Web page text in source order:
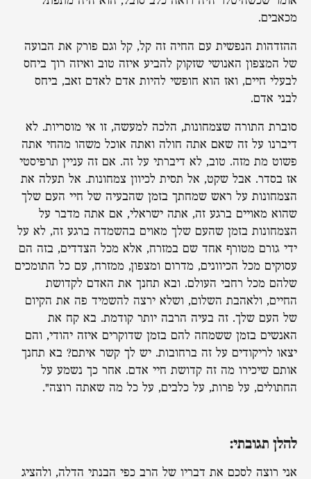
מכאבים.
ההזדהות הנפשית עם החיה זה קל, קל וגם פורק את הבועה
של המצפון האנושי שזקוק להביע איזה טוב ואיזה רוך ביחס
לבעלי חיים, ואז הוא חופשי להיות אדם לאדם זאב, ביחס
לבני אדם.
סוברת התורה שצמחונות, הלכה למעשה, זו אי מוסריות. לא
דיברנו על זה שאם אתה חולה ואתה אוכל משהו מהחי אתה
פשוט מת מזה. טוב, לא דיברתי על זה. אם זה עניין תרפיסטי
אז בסדר. אבל שקט, אל תסית לכיוון צמחונות. אל תעלה את
הצמחונות על ראש שמחתך בזמן שהבעיה של חיי העם שלך
שהוא מאויים ברגע זה, אתה ישראלי, אם אתה מדבר על
הצמחונות בזמן שהעם שלך מאוים בהשמדה ברגע זה, לא על
ידי גורם מטורף אחד שם במזרח, אלא מכל הצדדים, בזה הם
עסוקים מכל הכיוונים, מדרום ומצפון, ממזרח, עם כל התומכים
שלהם מכל רחבי העולם. ובא תחנך את האדם לקדושת
החיים, ולאהבת השלום, ושלא ירצה להשמיד פה את הקיום
של העם שלך. זה בעיה הרבה יותר קודמת. בא קח את
האנשים בזמן ששמחה להם בזמן שדוקרים איזה יהודי, והם
יצאו לריקודים על זה ברחובות. יש לך קשר איתם? בא תחנך
אותם שיכירו מה זה קדושת חיי אדם. אחר כך נשמע על
החתולים, על פרות, על כלבים, על כל מה שאתה רוצה".
להלן תגובתי:
אני רוצה לסכם את דבריו של הרב כפי הבנתי הדלה, ולהציג